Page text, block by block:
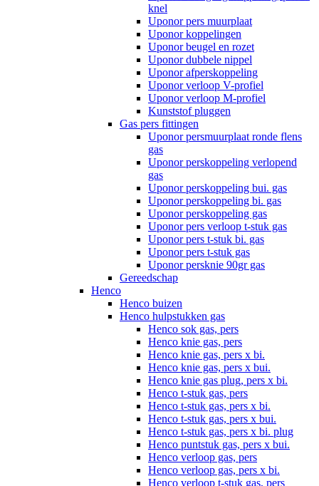
knel
Uponor pers muurplaat
Uponor koppelingen
Uponor beugel en rozet
Uponor dubbele nippel
Uponor afperskoppeling
Uponor verloop V-profiel
Uponor verloop M-profiel
Kunststof pluggen
Gas pers fittingen
Uponor persmuurplaat ronde flens
gas
Uponor perskoppeling verlopend
gas
Uponor perskoppeling bui. gas
Uponor perskoppeling bi. gas
Uponor perskoppeling gas
Uponor pers verloop t-stuk gas
Uponor pers t-stuk bi. gas
Uponor pers t-stuk gas
Uponor persknie 90gr gas
Gereedschap
Henco
Henco buizen
Henco hulpstukken gas
Henco sok gas, pers
Henco knie gas, pers
Henco knie gas, pers x bi.
Henco knie gas, pers x bui.
Henco knie gas plug, pers x bi.
Henco t-stuk gas, pers
Henco t-stuk gas, pers x bi.
Henco t-stuk gas, pers x bui.
Henco t-stuk gas, pers x bi. plug
Henco puntstuk gas, pers x bui.
Henco verloop gas, pers
Henco verloop gas, pers x bi.
Henco verloop t-stuk gas, pers